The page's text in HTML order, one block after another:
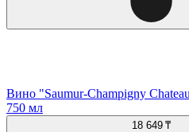
Вино "Saumur-Champigny
750 мл
18 649 ₸